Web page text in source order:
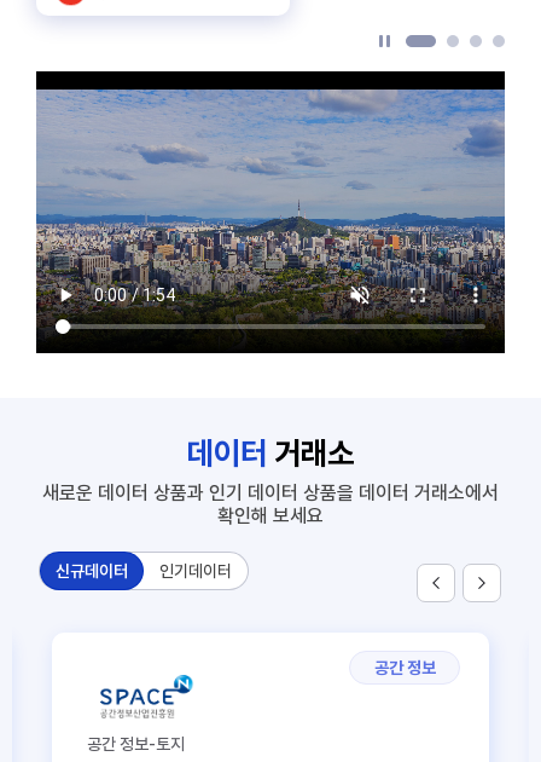
7 SNS 노출대비 유동인구
1 공동주택 단지 연계정보
2 주요 상권별 에너지 사용량 정보
3 신축 건축물 정보
4 부동산 시세와 개별공시지가_서울
SNS 노출대비 유동인구
데이터 거래소
새로운 데이터 상품과 인기 데이터 상품을 데이터 거래소에서
확인해 보세요
신규데이터 인기데이터
공간 정보
공간 정보-토지